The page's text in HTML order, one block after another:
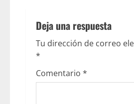
Deja una respuesta
Tu dirección de correo
*
Comentario *